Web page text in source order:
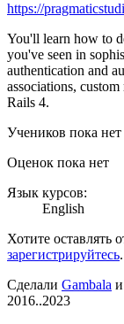
https://
You'll learn how to
you've seen in
authentication and
associations,
Rails 4.
Учеников пока нет
Оценок пока нет
Язык курсов:
English
Хотите оставлять
зарегистрируйтесь.
Сделали Gambala и
2016..2023